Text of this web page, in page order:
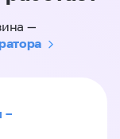
—
–